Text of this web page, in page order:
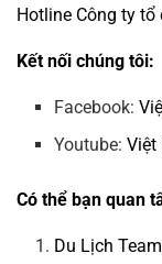
Hotline Công ty
Kết nối chúng tôi:
Facebook:
Youtube:Việt
Có thể bạn quan
Du Lịch